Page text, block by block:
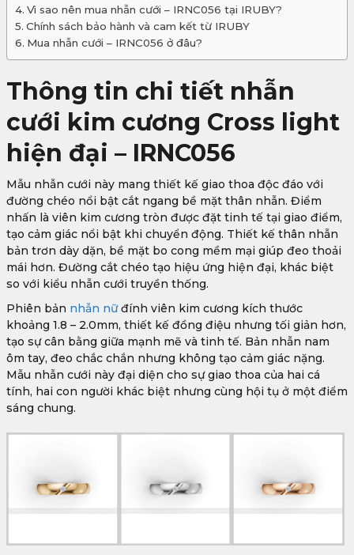
Vì sao nên mua nhẫn cưới – IRNC056 tại IRUBY?
Chính sách bảo hành và cam kết từ IRUBY
Mua nhẫn cưới – IRNC056 ở đâu?
Thông tin chi tiết nhẫn
cưới kim cương Cross light
hiện đại – IRNC056
Mẫu nhẫn cưới này mang thiết kế giao thoa độc đáo với
đường chéo nổi bật cắt ngang bề mặt thân nhẫn. Điểm
nhấn là viên kim cương tròn được đặt tinh tế tại giao điểm,
tạo cảm giác nổi bật khi chuyển động. Thiết kế thân nhẫn
bản trơn dày dặn, bề mặt bo cong mềm mại giúp đeo thoải
mái hơn. Đường cắt chéo tạo hiệu ứng hiện đại, khác biệt
so với kiểu nhẫn cưới truyền thống.
Phiên bản nhẫn nữđính viên kim cương kích thước
khoảng 1.8 – 2.0mm, thiết kế đồng điệu nhưng tối giản hơn,
tạo sự cân bằng giữa mạnh mẽ và tinh tế. Bản nhẫn nam
ôm tay, đeo chắc chắn nhưng không tạo cảm giác nặng.
Mẫu nhẫn cưới này đại diện cho sự giao thoa của hai cá
tính, hai con người khác biệt nhưng cùng hội tụ ở một điểm
sáng chung.